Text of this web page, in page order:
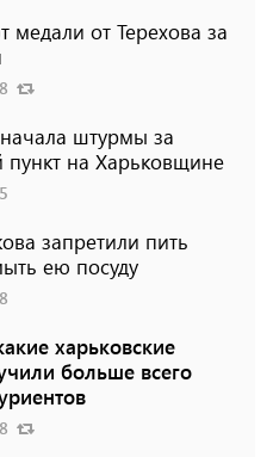
от Терехова за
штурмы за
на Харьковщине
запретили пить
ею посуду
харьковские
больше всего